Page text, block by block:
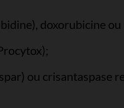
doxorubicine
ou crisantaspase